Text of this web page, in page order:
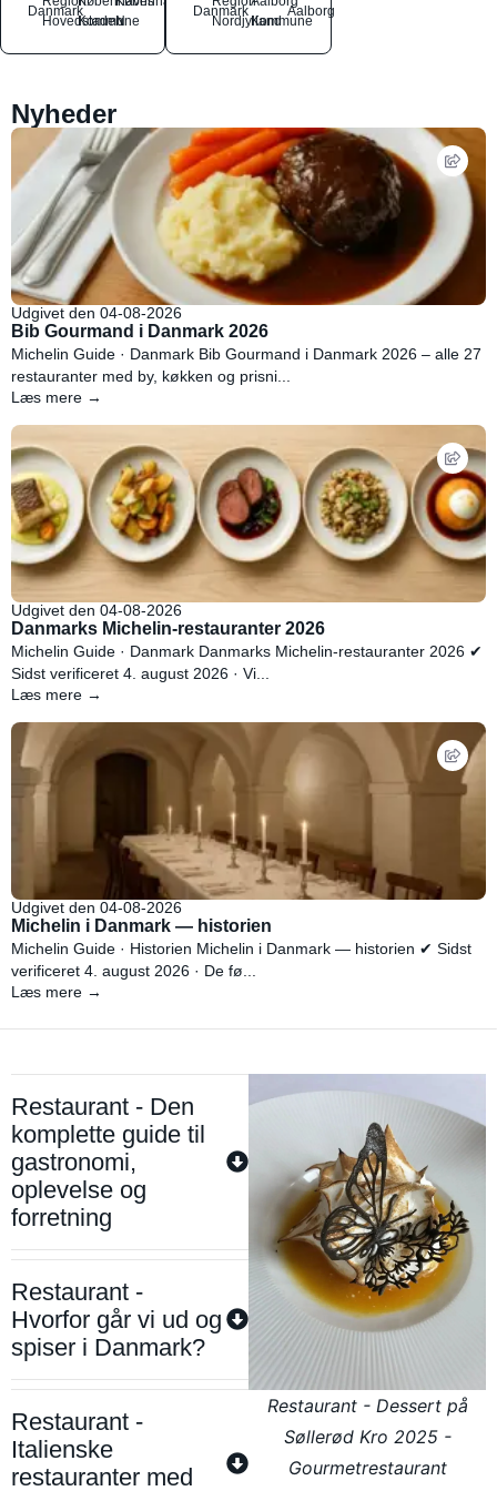
Danmark
Hovedstaden
Kommune
N
Danmark
NordjyllandKommune
Aalborg
Nyheder
Udgivet den 04-08-2026
Bib Gourmand i Danmark 2026
Michelin Guide · Danmark Bib Gourmand i Danmark 2026 – alle 27
restauranter med by, køkken og prisni...
Læs mere →
Udgivet den 04-08-2026
Danmarks Michelin-restauranter 2026
Michelin Guide · Danmark Danmarks Michelin-restauranter 2026 ✔
Sidst verificeret 4. august 2026 · Vi...
Læs mere →
Udgivet den 04-08-2026
Michelin i Danmark — historien
Michelin Guide · Historien Michelin i Danmark — historien ✔ Sidst
verificeret 4. august 2026 · De fø...
Læs mere →
Restaurant - Den
komplette guide til
gastronomi,
oplevelse og
forretning
Restaurant -
Hvorfor går vi ud og
spiser i Danmark?
Restaurant -
Italienske
restauranter med
Restaurant - Dessert på
Søllerød Kro 2025 -
Gourmetrestaurant